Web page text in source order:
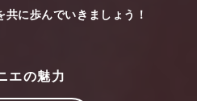
に歩んでいきましょう！
エの魅力